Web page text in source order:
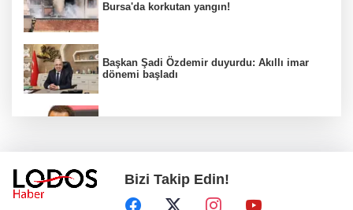
Bursa'da korkutan yangın!
Başkan Şadi Özdemir duyurdu: Akıllı imar
dönemi başladı
Bakan Gürlek duyurdu: İki çocuk cinayeti
aydınlatıldı!
Bizi Takip Edin!